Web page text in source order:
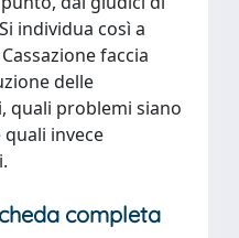
individua così a
faccia
delle
quali problemi siano
invece
completa